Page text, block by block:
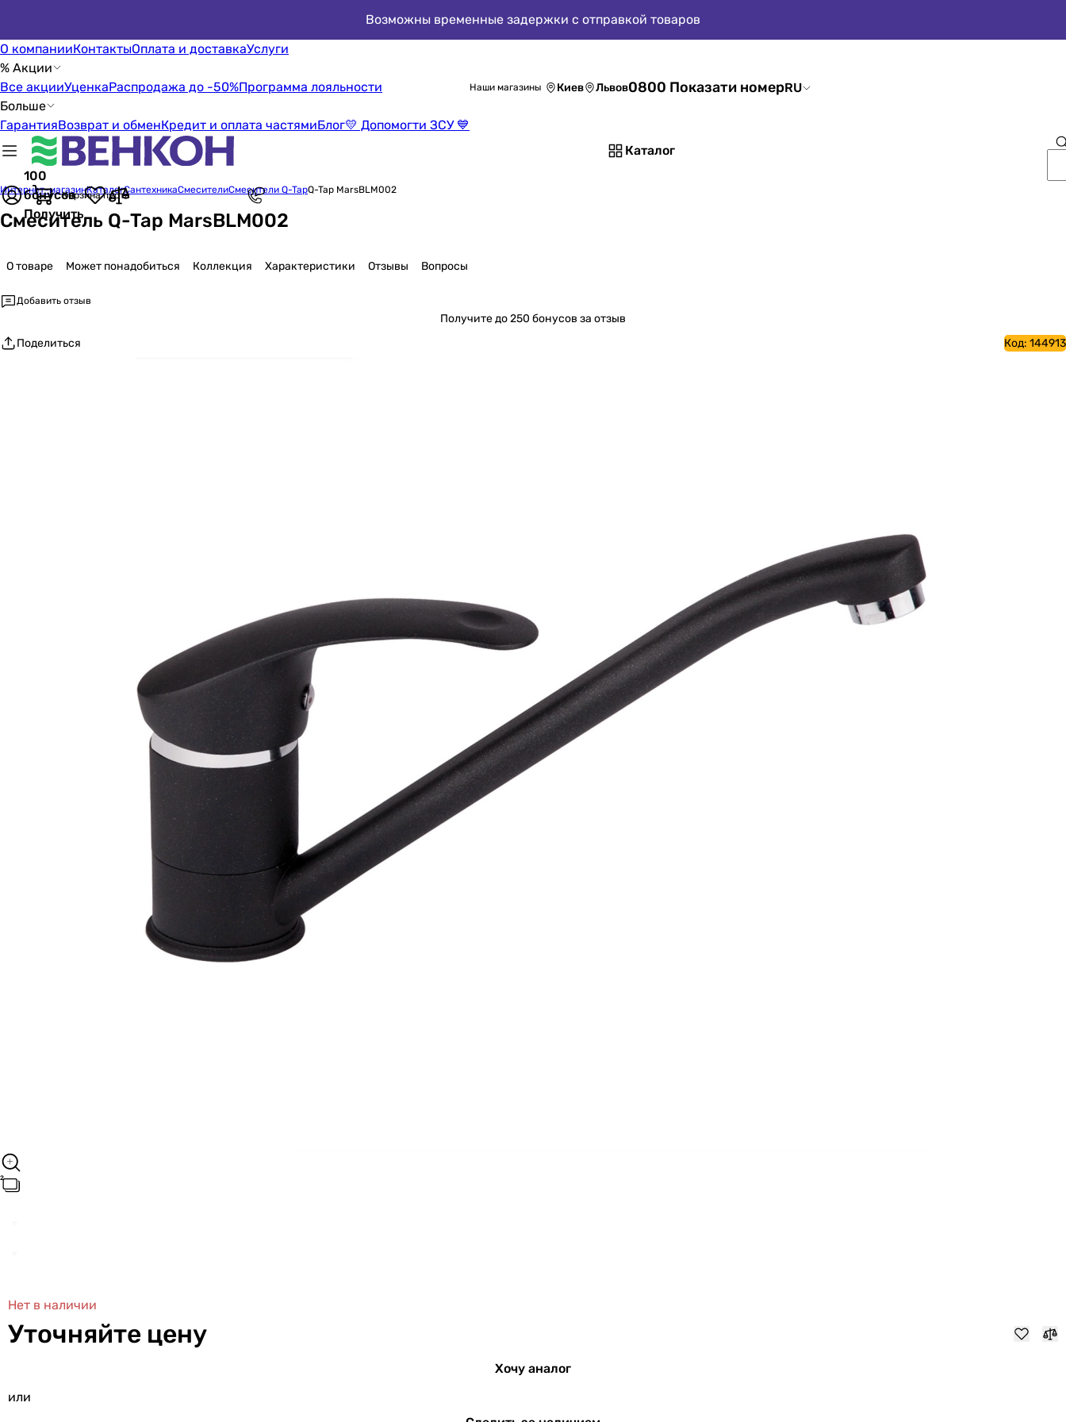
Возможны временные задержки с отправкой товаров
О компанииКонтактыОплата и доставкаУслуги
% Акции
Все акцииУценкаРаспродажа до -50%Программа лояльности
Больше
ГарантияВозврат и обменКредит и оплата частямиБлог💛 Допомогти ЗСУ 💙
Наши магазины Киев Львов0800 Показати номерRU
Каталог
100
бонусов
Получить
Корзина пуста
Интернет-магазинКаталогСантехникаСмесителиСмесители Q-TapQ-Tap MarsBLM002
Смеситель Q-Tap MarsBLM002
О товаре Может понадобиться Коллекция Характеристики Отзывы Вопросы
Добавить отзыв
Получитедо 250 бонусов за отзыв
Поделиться
Код: 144913
Нет в наличии
Уточняйте цену
Хочу аналог
или